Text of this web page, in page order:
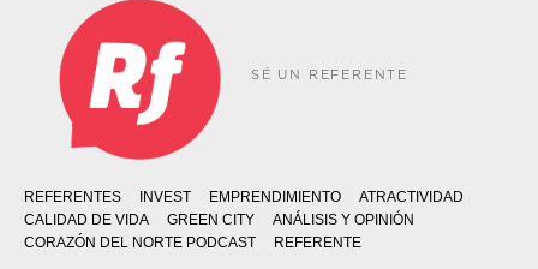
SÉ UN REFERENTE
REFERENTES INVEST EMPRENDIMIENTO
ATRACTIVIDAD
CALIDAD DE VIDA
GREEN CITY
ANÁLISIS Y OPINIÓN
CORAZÓN DEL NORTE PODCAST
REFERENTE